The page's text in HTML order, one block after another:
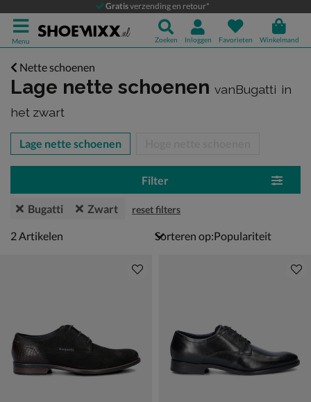
Gratisverzending en retour*
Menu Zoeken Inloggen Favorieten Winkelmand
Nette schoenen
Lage nette schoenen vanBugatti in
het zwart
over
Lage nette schoenen
Filter
Bugatti Zwart reset filters
2 artikelen
2Artikelen Sorteren op: